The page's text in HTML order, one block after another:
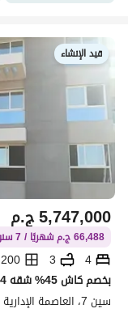
قيد الإنشاء
ج.م5,747,000
66,488 ج.م شهريًا / 7 سنوات
4
3
200 متر مربع
سين 7، العاصمة الإدارية الجديدة، القاهرة